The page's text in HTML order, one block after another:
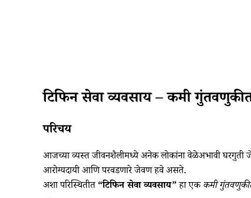
टिफिन सेवा व्यवसाय – कमी गुंतवणुकीत
परिचय
आजच्या व्यस्त जीवनशैलीमध्ये अनेक लोकांना वेळेअभावी घरगुती
आरोग्यदायी आणि परवडणारे जेवण हवे असते.
अशा परिस्थितीत “टिफिन सेवा व्यवसाय”हा एककमी